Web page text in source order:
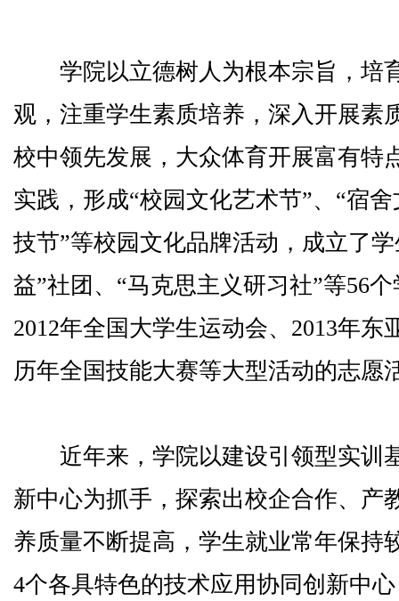
学院以立德树人为根本宗旨，培
观，注重学生素质培养，深入开展素
校中领先发展，大众体育开展富有特
实践，形成“校园文化艺术节”、“宿
技节”等校园文化品牌活动，成立了
益”社团、“马克思主义研习社”等56
2012年全国大学生运动会、2013年东
历年全国技能大赛等大型活动的志愿
近年来，学院以建设引领型实训
新中心为抓手，探索出校企合作、产
养质量不断提高，学生就业常年保持
4个各具特色的技术应用协同创新中